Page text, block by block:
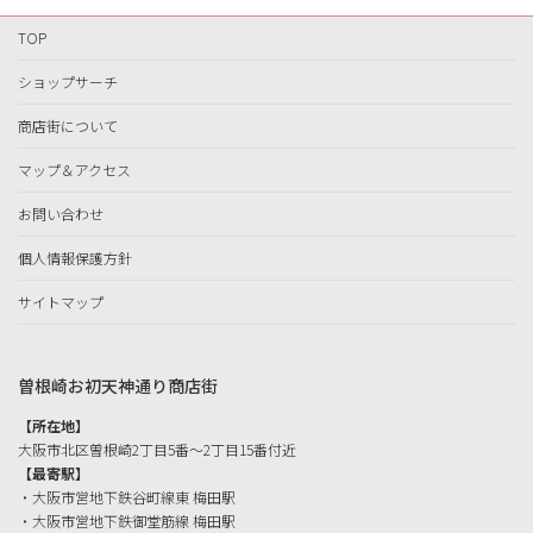
TOP
ショップサーチ
商店街について
マップ＆アクセス
お問い合わせ
個人情報保護方針
サイトマップ
曽根崎お初天神通り商店街
【所在地】
大阪市北区曽根崎2丁目5番〜2丁目15番付近
【最寄駅】
・大阪市営地下鉄谷町線東 梅田駅
・大阪市営地下鉄御堂筋線 梅田駅